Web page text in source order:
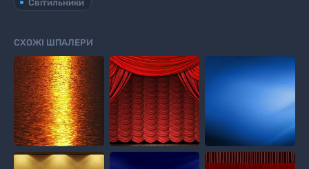
Світильники
СХОЖІ ШПАЛЕРИ